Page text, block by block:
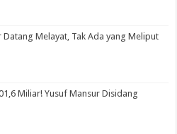
Datang Melayat, Tak Ada yang Meliput
Miliar! Yusuf Mansur Disidang